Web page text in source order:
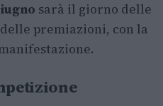
sarà il giorno delle
premiazioni, con la